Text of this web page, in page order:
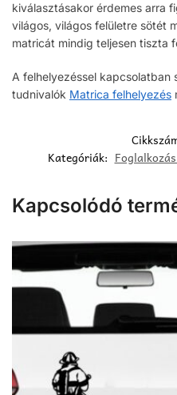
kiválasztásakor érdemes arra
világos, világos felületre sötét
matricát mindig teljesen tiszta
A felhelyezéssel kapcsolatban
tudnivalók Matrica felhelyezés
Kategóriák:
Kapcsolódó